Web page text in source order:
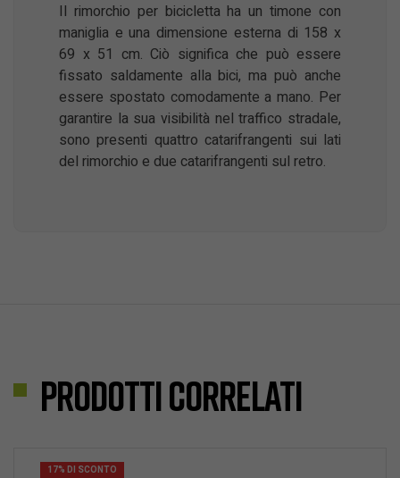
Il rimorchio per bicicletta ha un timone con
maniglia e una dimensione esterna di 158 x
69 x 51 cm. Ciò significa che può essere
fissato saldamente alla bici, ma può anche
essere spostato comodamente a mano. Per
garantire la sua visibilità nel traffico stradale,
sono presenti quattro catarifrangenti sui lati
del rimorchio e due catarifrangenti sul retro.
Prodotti correlati
17% DI SCONTO